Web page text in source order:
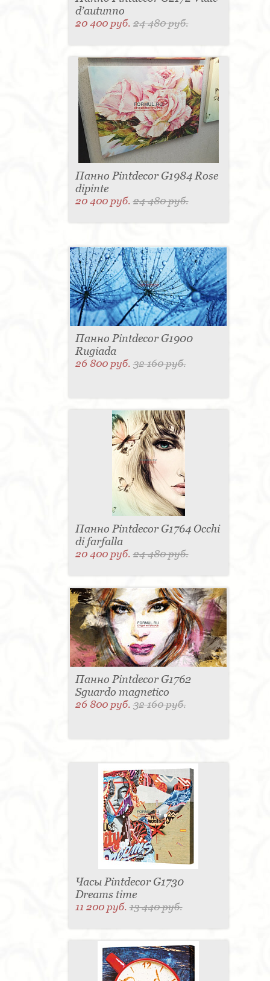
d’autunno
20 400 руб.24 480 руб.
Панно Pintdecor G1984 Rose
dipinte
20 400 руб.24 480 руб.
Панно Pintdecor G1900
Rugiada
26 800 руб.32 160 руб.
Панно Pintdecor G1764 Occhi
di farfalla
20 400 руб.24 480 руб.
Панно Pintdecor G1762
Sguardo magnetico
26 800 руб.32 160 руб.
Часы Pintdecor G1730
Dreams time
11 200 руб.13 440 руб.